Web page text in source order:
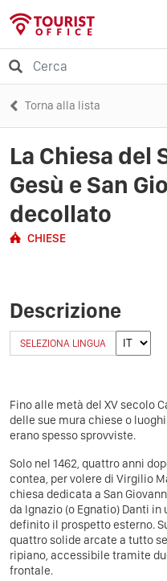
Torna alla lista
La Chiesa del
Gesù e San
decollato
CHIESE
Descrizione
SELEZIONA LINGUA
Fino alle metà del XV secolo
delle sue mura chiese o
erano spesso sprovviste.
Solo nel 1462, quattro anni
contea, per volere di Virgilio
chiesa dedicata a San
da Ignazio (o Egnatio) Danti
definito il prospetto esterno.
quattro solide arcate a tutto
ripiano, accessibile tramite
frontale.